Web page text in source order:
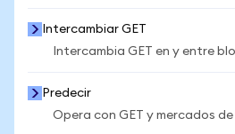
Intercambiar GET
Intercambia GET en y entre
Predecir
Opera con GET y mercados